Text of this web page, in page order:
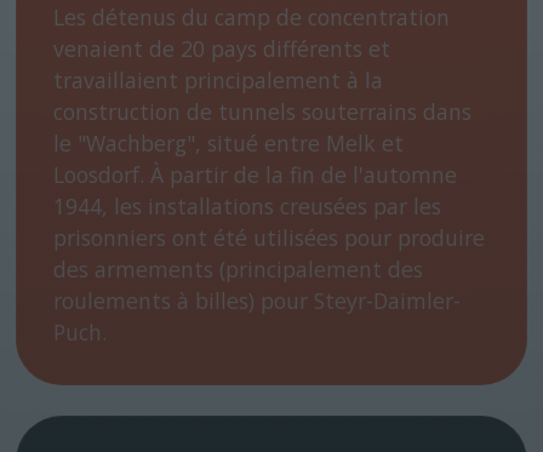
Les détenus du camp de concentration
venaient de 20 pays différents et
travaillaient principalement à la
construction de tunnels souterrains dans
le "Wachberg", situé entre Melk et
Loosdorf. À partir de la fin de l'automne
1944, les installations creusées par les
prisonniers ont été utilisées pour produire
des armements (principalement des
roulements à billes) pour Steyr-Daimler-
Puch.